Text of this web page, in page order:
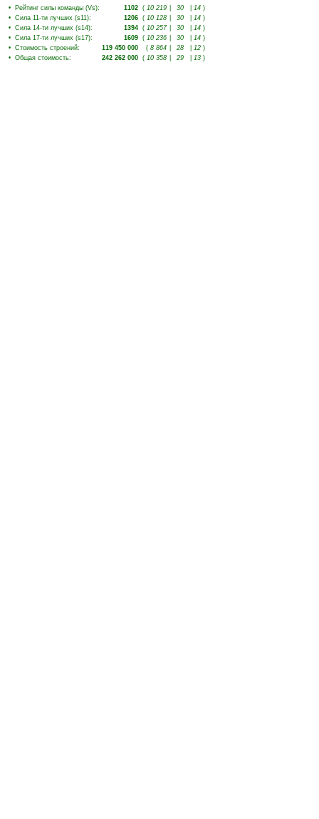
• Рейтинг силы команды (Vs): 1102 ( 10 219 30 14 )
• Сила 11-ти лучших (s11): 1206 ( 10 128 30 14 )
• Сила 14-ти лучших (s14): 1394 ( 10 257 30 14 )
• Сила 17-ти лучших (s17): 1609 ( 10 236 30 14 )
• Стоимость строений: 119 450 000 ( 8 864 28 12 )
• Общая стоимость: 242 262 000 ( 10 358 29 13 )